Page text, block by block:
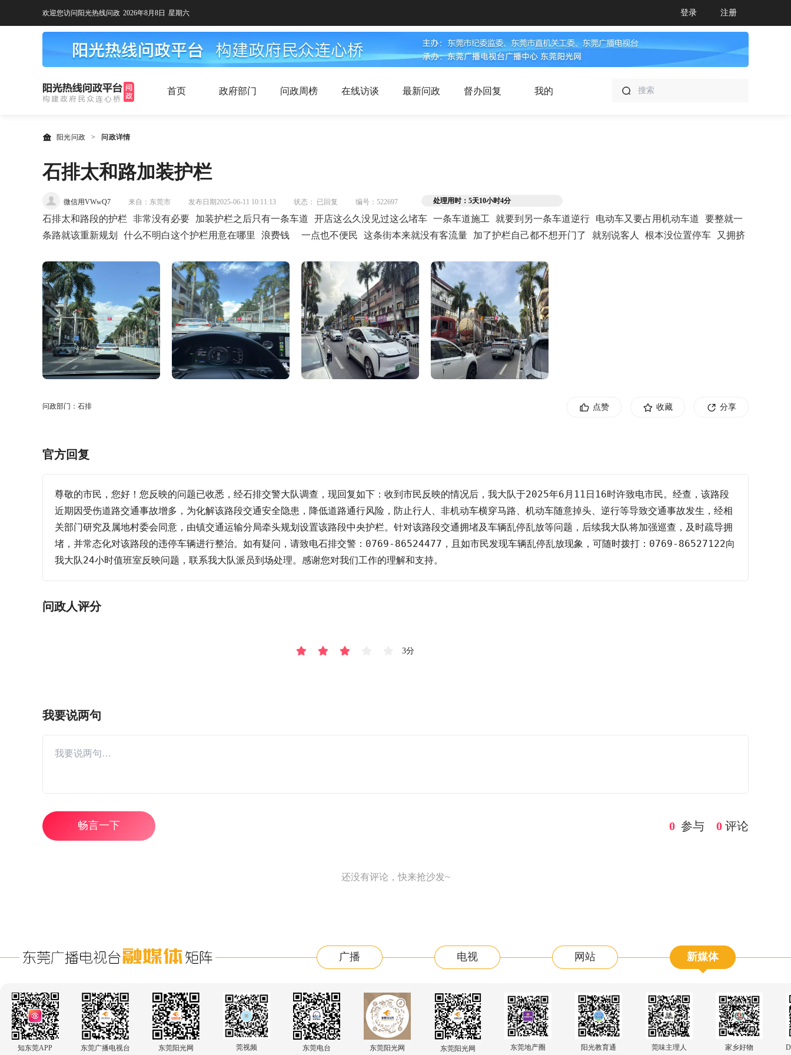
欢迎您访问阳光热线问政 2026年8月8日 星期六 登录 注册
首页 政府部门 问政周榜 在线访谈 最新问政 督办回复 我的
阳光问政 > 问政详情
石排太和路加装护栏
微信用VWwQ7 来自：东莞市 发布日期2025-06-11 10:11:13 状态： 已回复 编号：522697 处理用时：5天10小时4分
石排太和路段的护栏 非常没有必要 加装护栏之后只有一条车道 开店这么久没见过这么堵车 一条车道施工 就要到另一条车道逆行 电动车又要占用机动车道 要整就一
条路就该重新规划 什么不明白这个护栏用意在哪里 浪费钱  一点也不便民 这条街本来就没有客流量 加了护栏自己都不想开门了 就别说客人 根本没位置停车 又拥挤
问政部门：石排 点赞 收藏 分享
官方回复
尊敬的市民，您好！您反映的问题已收悉，经石排交警大队调查，现回复如下：收到市民反映的情况后，我大队于2025年6月11日16时许致电市民。经查，该路段
近期因受伤道路交通事故增多，为化解该路段交通安全隐患，降低道路通行风险，防止行人、非机动车横穿马路、机动车随意掉头、逆行等导致交通事故发生，经相
关部门研究及属地村委会同意，由镇交通运输分局牵头规划设置该路段中央护栏。针对该路段交通拥堵及车辆乱停乱放等问题，后续我大队将加强巡查，及时疏导拥
堵，并常态化对该路段的违停车辆进行整治。如有疑问，请致电石排交警：0769-86524477，且如市民发现车辆乱停乱放现象，可随时拨打：0769-86527122向
我大队24小时值班室反映问题，联系我大队派员到场处理。感谢您对我们工作的理解和支持。
问政人评分
3分
我要说两句
畅言一下 0 参与 0 评论
还没有评论，快来抢沙发~
广播 电视 网站 新媒体
知东莞APP 东莞广播电视台 东莞阳光网 莞视频 东莞电台 东莞阳光网 东莞阳光网 东莞地产圈 阳光教育通 莞味主理人 家乡好物